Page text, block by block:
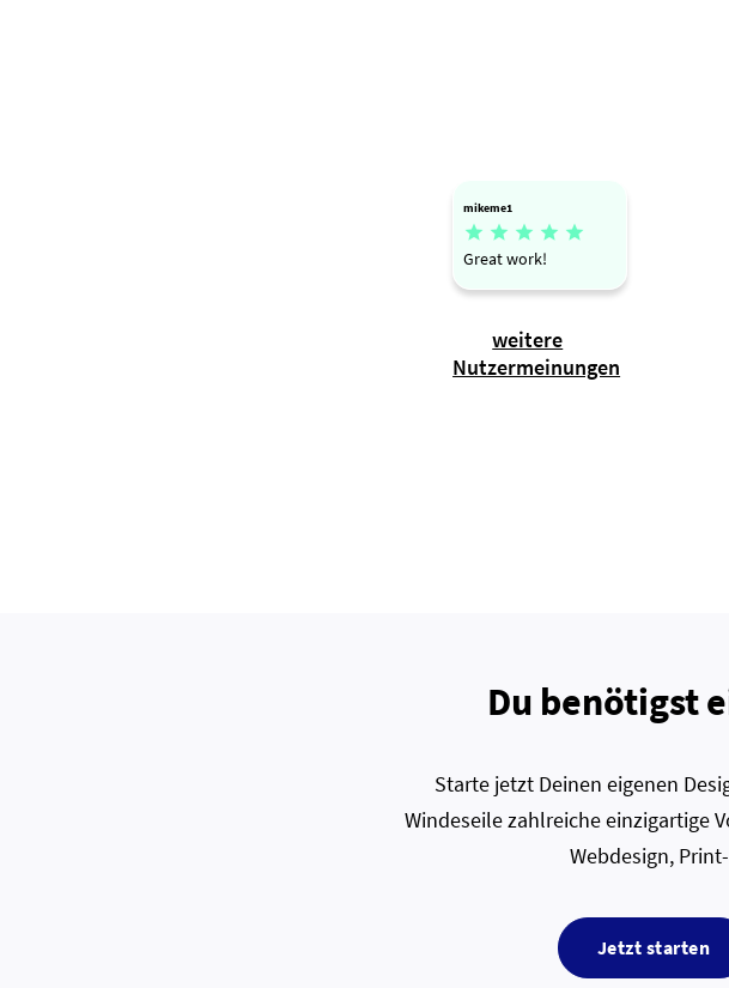
mikeme1
    
Great work!
weitere
Nutzermeinungen
Du benötigst
Starte jetzt Deinen eigenen
Windeseile zahlreiche einzigartige
Webdesign,
Jetzt starten